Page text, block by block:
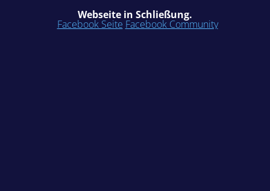
Webseite in Schließung.
Facebook Seite Facebook Community